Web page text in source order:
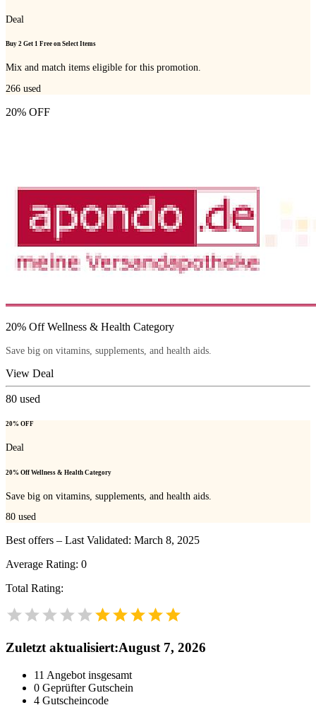
Deal
Buy 2 Get 1 Free on Select Items
Mix and match items eligible for this promotion.
266 used
20% OFF
20% Off Wellness & Health Category
Save big on vitamins, supplements, and health aids.
View Deal
80 used
20% OFF
Deal
20% Off Wellness & Health Category
Save big on vitamins, supplements, and health aids.
80 used
Best offers – Last Validated: March 8, 2025
Average Rating: 0
Total Rating:
Zuletzt aktualisiert:August 7, 2026
11 Angebot insgesamt
0 Geprüfter Gutschein
4 Gutscheincode